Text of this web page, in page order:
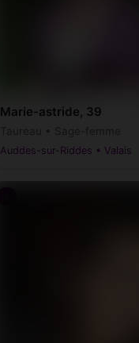
Marie-astride, 39
Auddes-sur-Riddes • Valais